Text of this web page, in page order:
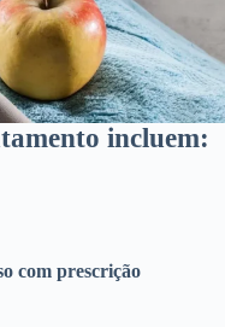
incluem:
com prescrição